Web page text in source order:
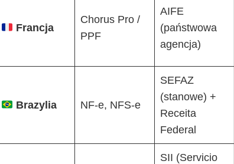
Francja
Chorus Pro /
PPF
AIFE
(państwowa
agencja)
Brazylia NF-e, NFS-e
SEFAZ
(stanowe) +
Receita
Federal
SII (Servicio